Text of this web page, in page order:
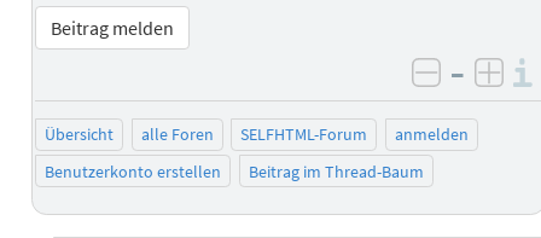
Beitrag melden
negativ
–
Übersicht alle Foren SELFHTML-Forum
anmelden
Benutzerkonto erstellen
Beitrag im Thread-Baum